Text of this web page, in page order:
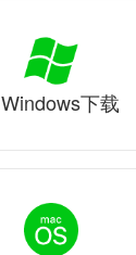
Windows下载